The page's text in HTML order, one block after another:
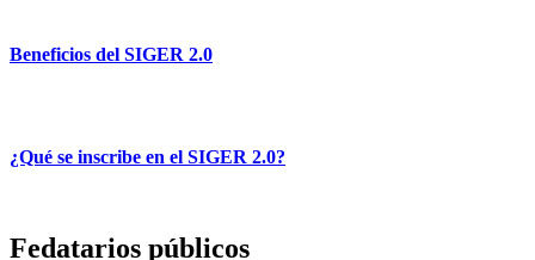
Beneficios del SIGER 2.0
¿Qué se inscribe en el SIGER 2.0?
Fedatarios públicos